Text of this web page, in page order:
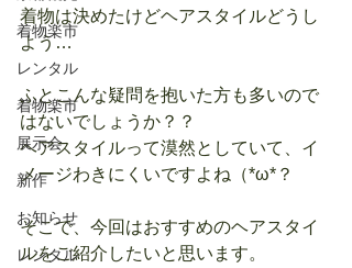
着物楽市
レンタル
着物楽市
展示会
新作
お知らせ
レンタル
着物は決めたけどヘアスタイルどうし
よう…
ふとこんな疑問を抱いた方も多いので
はないでしょうか？？
ヘアスタイルって漠然としていて、イ
メージわきにくいですよね（*ω*？
そこで、今回はおすすめのヘアスタイ
ルをご紹介したいと思います。